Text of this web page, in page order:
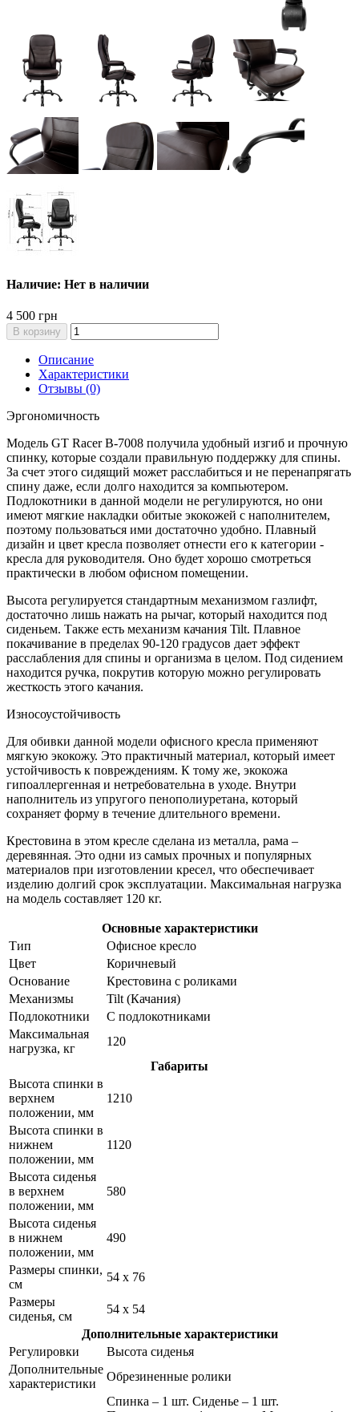
Наличие: Нет в наличии
4 500 грн
В корзину
Описание
Характеристики
Отзывы (0)
Эргономичность
Модель GT Racer B-7008 получила удобный изгиб и прочную
спинку, которые создали правильную поддержку для спины.
За счет этого сидящий может расслабиться и не перенапрягать
спину даже, если долго находится за компьютером.
Подлокотники в данной модели не регулируются, но они
имеют мягкие накладки обитые экокожей с наполнителем,
поэтому пользоваться ими достаточно удобно. Плавный
дизайн и цвет кресла позволяет отнести его к категории -
кресла для руководителя. Оно будет хорошо смотреться
практически в любом офисном помещении.
Высота регулируется стандартным механизмом газлифт,
достаточно лишь нажать на рычаг, который находится под
сиденьем. Также есть механизм качания Tilt. Плавное
покачивание в пределах 90-120 градусов дает эффект
расслабления для спины и организма в целом. Под сидением
находится ручка, покрутив которую можно регулировать
жесткость этого качания.
Износоустойчивость
Для обивки данной модели офисного кресла применяют
мягкую экокожу. Это практичный материал, который имеет
устойчивость к повреждениям. К тому же, экокожа
гипоаллергенная и нетребовательна в уходе. Внутри
наполнитель из упругого пенополиуретана, который
сохраняет форму в течение длительного времени.
Крестовина в этом кресле сделана из металла, рама –
деревянная. Это одни из самых прочных и популярных
материалов при изготовлении кресел, что обеспечивает
изделию долгий срок эксплуатации. Максимальная нагрузка
на модель составляет 120 кг.
Основные характеристики
Тип
Офисное кресло
Цвет
Коричневый
Основание
Крестовина с роликами
Механизмы
Tilt (Качания)
Подлокотники
С подлокотниками
Максимальная
нагрузка, кг
120
Габариты
Высота спинки в
верхнем
положении, мм
1210
Высота спинки в
нижнем
положении, мм
1120
Высота сиденья
в верхнем
положении, мм
580
Высота сиденья
в нижнем
положении, мм
490
Размеры спинки,
см
54 x 76
Размеры
сиденья, см
54 x 54
Дополнительные характеристики
Регулировки
Высота сиденья
Дополнительные
характеристики
Обрезиненные ролики
Спинка – 1 шт. Сиденье – 1 шт.